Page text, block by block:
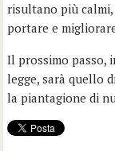
risultano più
portare e
Il prossimo passo,
legge, sarà quello
la piantagione di